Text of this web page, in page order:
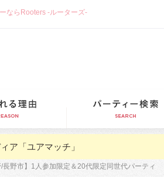
ならRooters -ルーターズ-
ア「ユアマッチ」
/長野市】1人参加限定＆20代限定同世代パーティ